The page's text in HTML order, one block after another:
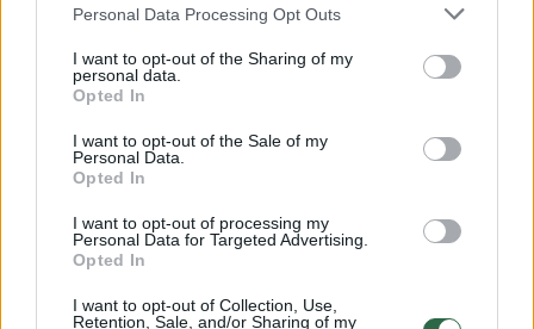
Personal Data Processing Opt Outs
I want to opt-out of the Sharing of my
personal data.
Opted In
I want to opt-out of the Sale of my
Personal Data.
Opted In
I want to opt-out of processing my
Personal Data for Targeted Advertising.
Opted In
I want to opt-out of Collection, Use,
Retention, Sale, and/or Sharing of my
vėliau paaiškėja“, – dalijosi patirtimi Goda
Petkutė.
Aktorė džiaugiasi ne tik tuo, kad kuria vieną
įdomiausių personažų jos televizinėje
komanda bei profesionaliais aktoriais.